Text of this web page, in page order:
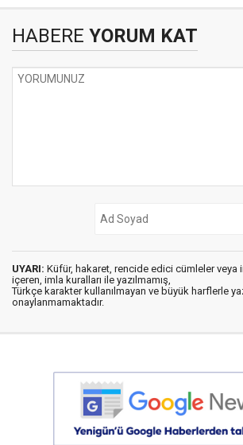
HABERE YORUM KAT
UYARI: Küfür, hakaret, rencide edici cümleler veya
içeren, imla kuralları ile yazılmamış,
Türkçe karakter kullanılmayan ve büyük harflerle
onaylanmamaktadır.